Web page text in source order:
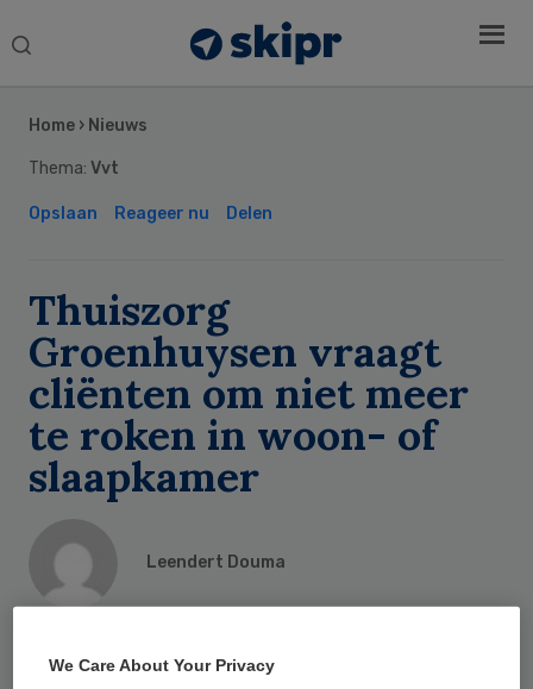
Search
Home › Nieuws
Thema: Vvt
Opslaan Reageer nu Delen
Thuiszorg
Groenhuysen vraagt
cliënten om niet meer
te roken in woon- of
slaapkamer
Leendert Douma
930 keer gelezen
Sidebar
We Care About Your Privacy